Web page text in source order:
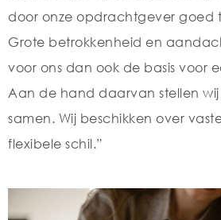
door onze opdrachtgever goed
Grote betrokkenheid en
voor ons dan ook de basis voor
Aan de hand daarvan stellen
samen. Wij beschikken over
flexibele schil.”